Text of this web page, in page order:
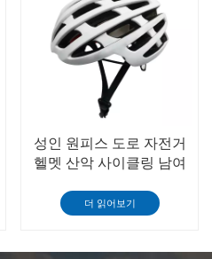
성인 원피스 도로 자전거
헬멧 산악 사이클링 남여
더 읽어보기